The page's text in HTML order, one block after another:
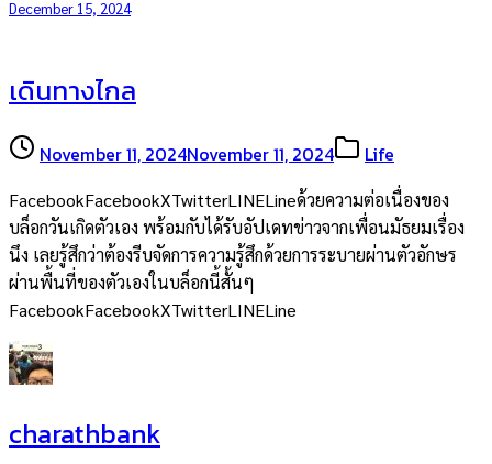
December 15, 2024
เดินทางไกล
November 11, 2024November 11, 2024 Life
FacebookFacebookXTwitterLINELineด้วยความต่อเนื่องของ
บล็อกวันเกิดตัวเอง พร้อมกับได้รับอัปเดทข่าวจากเพื่อนมัธยมเรื่อง
นึง เลยรู้สึกว่าต้องรีบจัดการความรู้สึกด้วยการระบายผ่านตัวอักษร
ผ่านพื้นที่ของตัวเองในบล็อกนี้สั้นๆ
FacebookFacebookXTwitterLINELine
charathbank